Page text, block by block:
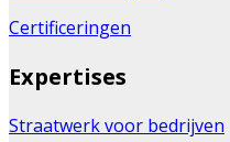
Certificeringen
Expertises
Straatwerk voor bedrijven